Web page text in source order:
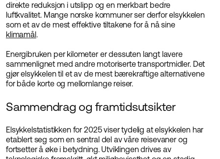
direkte reduksjon i utslipp og en merkbart bedre
luftkvalitet. Mange norske kommuner ser derfor elsykkelen
som et av de mest effektive tiltakene for å nå sine
klimamål.
Energibruken per kilometer er dessuten langt lavere
sammenlignet med andre motoriserte transportmidler. Det
gjør elsykkelen til et av de mest bærekraftige alternativene
for både korte og mellomlange reiser.
Sammendrag og framtidsutsikter
Elsykkelstatistikken for 2025 viser tydelig at elsykkelen har
etablert seg som en sentral del av våre reisevaner og
fortsetter å øke i betydning. Utviklingen drives av